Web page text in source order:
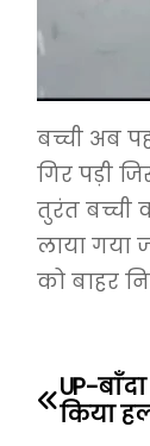
बच्ची अब
गिर पड़ी
तुरंत बच्ची
लाया गया
को बाहर
PUP-
किया